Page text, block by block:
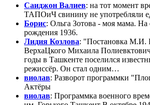
Саиджон Валиев: на тот момент
ТАПОиЧ свинину не употребляли
Борис: Ольга Зотова - моя мама. На
рождения 1936.
Лидия Козлова: "Постaновка М.И.
ВерхаЦкого Михаила
годы в Ташкенте поселился
режиссёр. Он стал одним…
виолав: Разворот программки
Актёры
виолав: Программка военного